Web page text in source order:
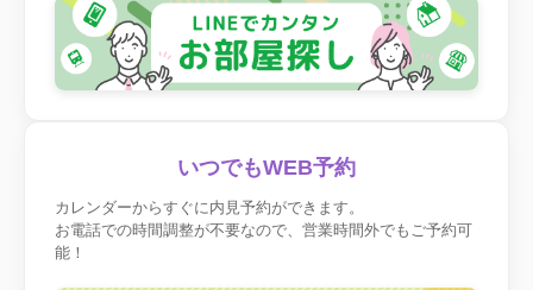
いつでもWEB予約
カレンダーからすぐに内見予約ができます。
お電話での時間調整が不要なので、営業時間外でもご予約可
能！